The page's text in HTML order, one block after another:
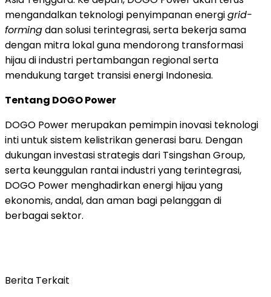
mengandalkan teknologi penyimpanan energigrid-
formingdan solusi terintegrasi, serta bekerja sama
dengan mitra lokal guna mendorong transformasi
hijau di industri pertambangan regional serta
mendukung target transisi energi Indonesia.
Tentang DOGO Power
DOGO Power merupakan pemimpin inovasi teknologi
inti untuk sistem kelistrikan generasi baru. Dengan
dukungan investasi strategis dari Tsingshan Group,
serta keunggulan rantai industri yang terintegrasi,
DOGO Power menghadirkan energi hijau yang
ekonomis, andal, dan aman bagi pelanggan di
berbagai sektor.
Berita Terkait